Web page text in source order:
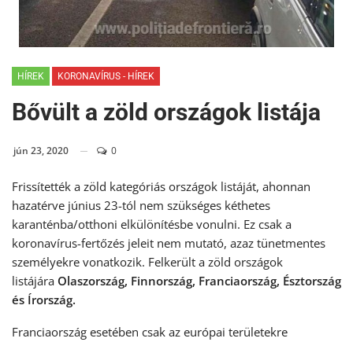
HÍREK KORONAVÍRUS - HÍREK
Bővült a zöld országok listája
jún 23, 2020 0
Frissítették a zöld kategóriás országok listáját, ahonnan
hazatérve június 23-tól nem szükséges kéthetes
karanténba/otthoni elkülönítésbe vonulni. Ez csak a
koronavírus-fertőzés jeleit nem mutató, azaz tünetmentes
személyekre vonatkozik. Felkerült a zöld országok
listájára Olaszország, Finnország, Franciaország, Észtország
és Írország.
Franciaország esetében csak az európai területekre